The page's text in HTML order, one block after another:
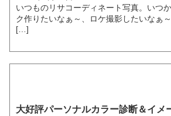
いつものリサコーディネート写真。いつ
ク作りたいなぁ～、ロケ撮影したいなぁ
[…]
大好評パーソナルカラー診断＆イメ